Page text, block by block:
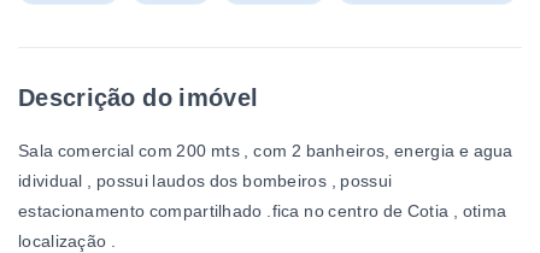
Descrição do imóvel
Sala comercial com 200 mts , com 2 banheiros, energia e agua
idividual , possui laudos dos bombeiros , possui
estacionamento compartilhado .fica no centro de Cotia , otima
localização .